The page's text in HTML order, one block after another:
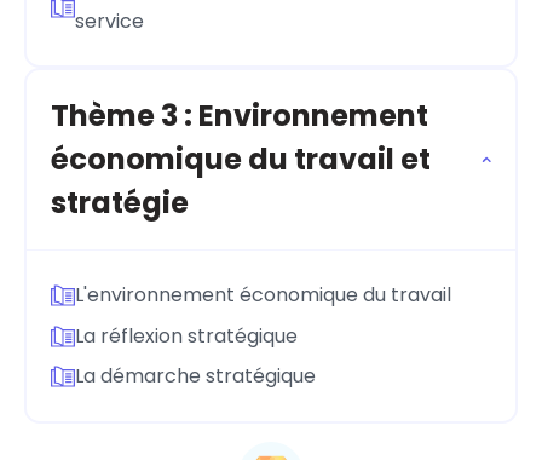
service
Thème 3 : Environnement
économique du travail et
stratégie
L'environnement économique du travail
La réflexion stratégique
La démarche stratégique